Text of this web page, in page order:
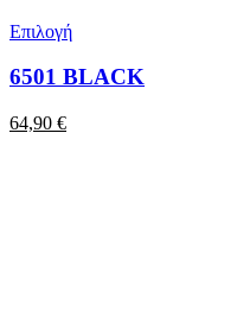
Επιλογή
6501 BLACK
64,90 €